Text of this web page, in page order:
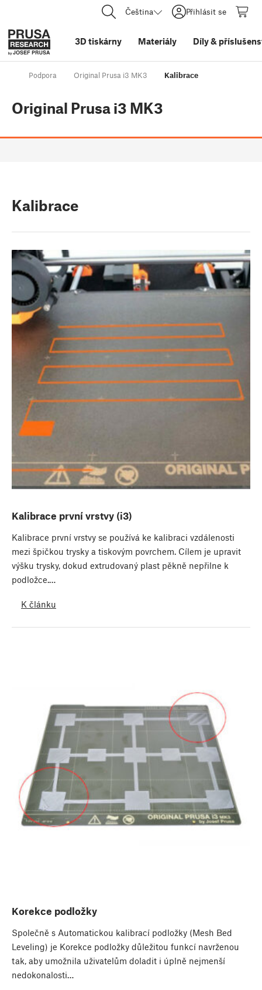
Čeština Přihlásit se
3D tiskárny Materiály Díly&
Podpora Original Prusa i3 MK3 Kalibrace
Original Prusa i3 MK3
Kalibrace
Kalibrace první vrstvy (i3)
Kalibrace první vrstvy se používá ke kalibraci vzdálenosti
mezi špičkou trysky a tiskovým povrchem. Cílem je upravit
výšku trysky, dokud extrudovaný plast pěkně nepřilne k
podložce.…
K článku
Korekce podložky
Společně s Automatickou kalibrací podložky (Mesh Bed
Leveling) je Korekce podložky důležitou funkcí navrženou
tak, aby umožnila uživatelům doladit i úplně nejmenší
nedokonalosti…